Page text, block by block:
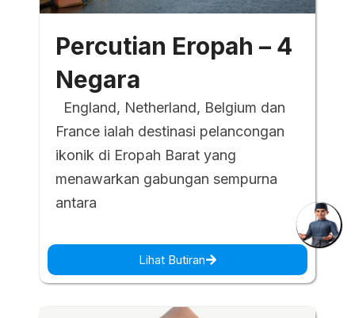
Percutian Eropah – 4
Negara
England, Netherland, Belgium dan
France ialah destinasi pelancongan
ikonik di Eropah Barat yang
menawarkan gabungan sempurna
antara
Lihat Butiran